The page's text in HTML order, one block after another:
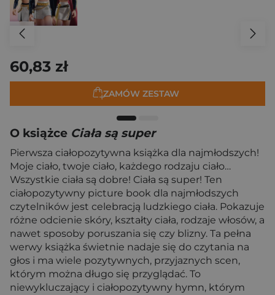
60,83 zł
ZAMÓW ZESTAW
O książce Ciała są super
Pierwsza ciałopozytywna książka dla najmłodszych!
Moje ciało, twoje ciało, każdego rodzaju ciało…
Wszystkie ciała są dobre! Ciała są super! Ten
ciałopozytywny picture book dla najmłodszych
czytelników jest celebracją ludzkiego ciała. Pokazuje
różne odcienie skóry, kształty ciała, rodzaje włosów, a
nawet sposoby poruszania się czy blizny. Ta pełna
werwy książka świetnie nadaje się do czytania na
głos i ma wiele pozytywnych, przyjaznych scen,
którym można długo się przyglądać. To
niewykluczający i ciałopozytywny hymn, którym